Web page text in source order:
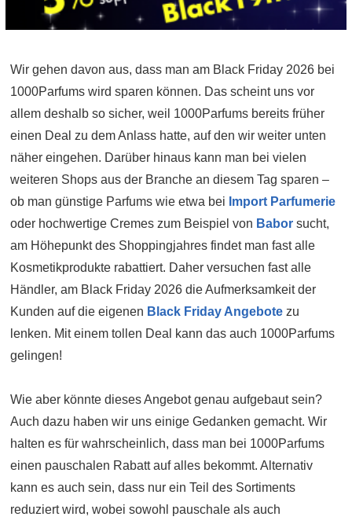
Wir gehen davon aus, dass man am Black Friday 2026 bei
1000Parfums wird sparen können. Das scheint uns vor
allem deshalb so sicher, weil 1000Parfums bereits früher
einen Deal zu dem Anlass hatte, auf den wir weiter unten
näher eingehen. Darüber hinaus kann man bei vielen
weiteren Shops aus der Branche an diesem Tag sparen –
ob man günstige Parfums wie etwa bei Import Parfumerie
oder hochwertige Cremes zum Beispiel von Babor sucht,
am Höhepunkt des Shoppingjahres findet man fast alle
Kosmetikprodukte rabattiert. Daher versuchen fast alle
Händler, am Black Friday 2026 die Aufmerksamkeit der
Kunden auf die eigenen Black Friday Angebote zu
lenken. Mit einem tollen Deal kann das auch 1000Parfums
gelingen!
Wie aber könnte dieses Angebot genau aufgebaut sein?
Auch dazu haben wir uns einige Gedanken gemacht. Wir
halten es für wahrscheinlich, dass man bei 1000Parfums
einen pauschalen Rabatt auf alles bekommt. Alternativ
kann es auch sein, dass nur ein Teil des Sortiments
reduziert wird, wobei sowohl pauschale als auch